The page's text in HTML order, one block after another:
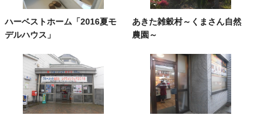
ハーベストホーム「2016夏モ
デルハウス」
あきた雑穀村～くまさん自然
農園～